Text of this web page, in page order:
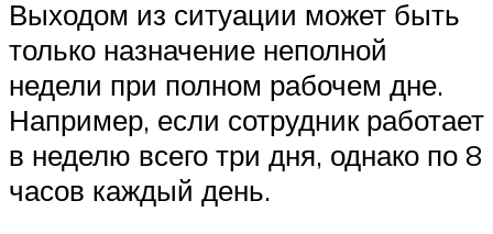
Выходом из ситуации может быть
только назначение неполной
недели при полном рабочем дне.
Например, если сотрудник работает
в неделю всего три дня, однако по 8
часов каждый день.